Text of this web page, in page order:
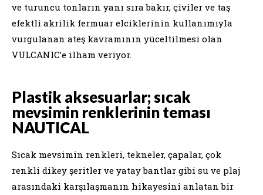
ve turuncu tonların yanı sıra bakır, çiviler ve taş
efektli akrilik fermuar elciklerinin kullanımıyla
vurgulanan ateş kavramının yüceltilmesi olan
VULCANIC’e ilham veriyor.
Plastik aksesuarlar; sıcak
mevsimin renklerinin teması
NAUTICAL
Sıcak mevsimin renkleri, tekneler, çapalar, çok
renkli dikey şeritler ve yatay bantlar gibi su ve plaj
arasındaki karşılaşmanın hikayesini anlatan bir